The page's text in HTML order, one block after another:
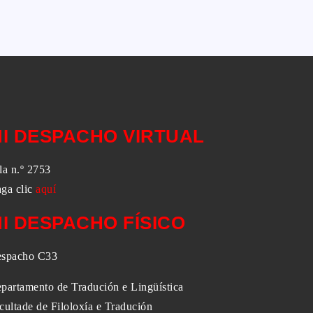
DESPACHO VIRTUAL
n.º 2753
clicaquí
DESPACHO FÍSICO
C33
de Tradución e Lingüística
de Filoloxía e Tradución